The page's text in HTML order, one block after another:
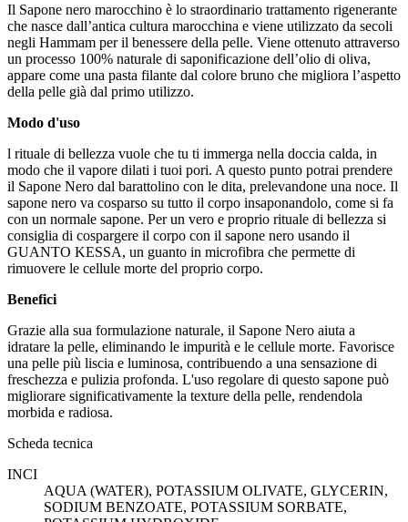
Il Sapone nero marocchino è lo straordinario trattamento rigenerante
che nasce dall’antica cultura marocchina e viene utilizzato da secoli
negli Hammam per il benessere della pelle. Viene ottenuto attraverso
un processo 100% naturale di saponificazione dellʼolio di oliva,
appare come una pasta filante dal colore bruno che migliora l’aspetto
della pelle già dal primo utilizzo.
Modo d'uso
l rituale di bellezza vuole che tu ti immerga nella doccia calda, in
modo che il vapore dilati i tuoi pori. A questo punto potrai prendere
il Sapone Nero dal barattolino con le dita, prelevandone una noce. Il
sapone nero va cosparso su tutto il corpo insaponandolo, come si fa
con un normale sapone. Per un vero e proprio rituale di bellezza si
consiglia di cospargere il corpo con il sapone nero usando il
GUANTO KESSA, un guanto in microfibra che permette di
rimuovere le cellule morte del proprio corpo.
Benefici
Grazie alla sua formulazione naturale, il Sapone Nero aiuta a
idratare la pelle, eliminando le impurità e le cellule morte. Favorisce
una pelle più liscia e luminosa, contribuendo a una sensazione di
freschezza e pulizia profonda. L'uso regolare di questo sapone può
migliorare significativamente la texture della pelle, rendendola
morbida e radiosa.
Scheda tecnica
INCI
AQUA (WATER), POTASSIUM OLIVATE, GLYCERIN,
SODIUM BENZOATE, POTASSIUM SORBATE,